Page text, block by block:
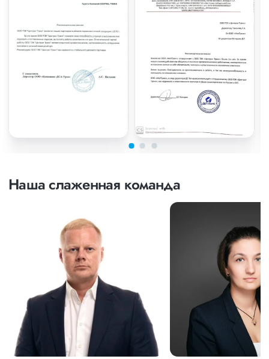
Наша слаженная команда